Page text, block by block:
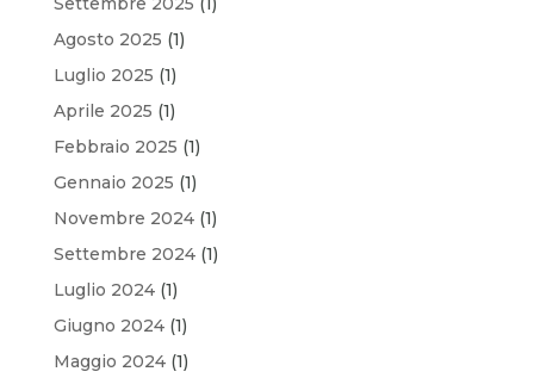
Agosto 2025 (1)
Luglio 2025 (1)
Aprile 2025 (1)
Febbraio 2025 (1)
Gennaio 2025 (1)
Novembre 2024(1)
Settembre 2024(1)
Luglio 2024(1)
Giugno 2024(1)
Maggio 2024(1)